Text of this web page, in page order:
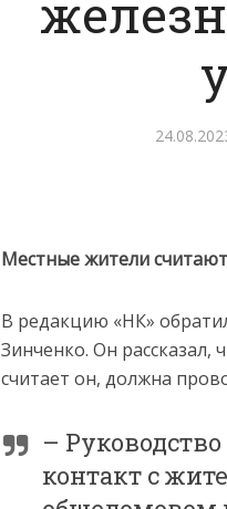
Местные жители
В редакцию «НК»
Зинченко. Он рассказал,
считает он, должна
–
контакт с